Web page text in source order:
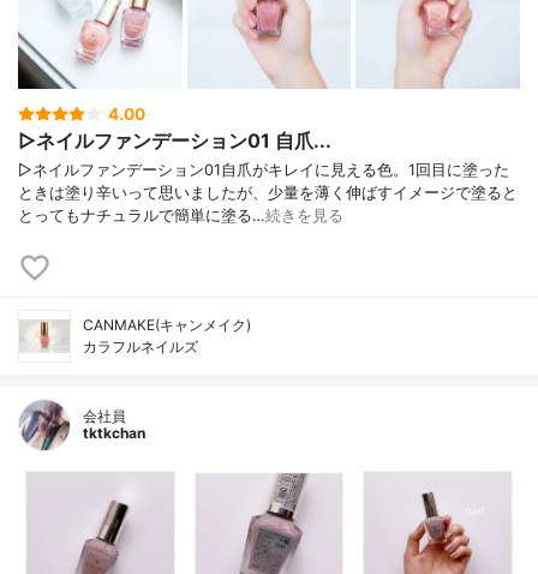
4.00
▷ネイルファンデーション01 自爪...
▷ネイルファンデーション01自爪がキレイに見える色。1回目に塗った
ときは塗り辛いって思いましたが、少量を薄く伸ばすイメージで塗ると
とってもナチュラルで簡単に塗る…続きを見る
CANMAKE(キャンメイク)
カラフルネイルズ
会社員
tktkchan